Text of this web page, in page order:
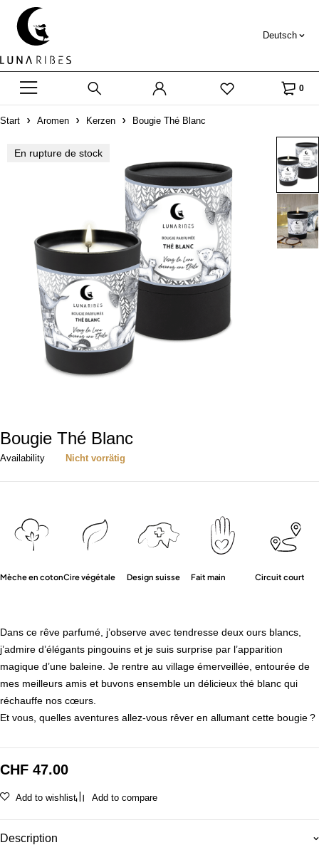
Deutsch
0
Start Aromen Kerzen Bougie Thé Blanc
En rupture de stock
Bougie Thé Blanc
Availability Nicht vorrätig
Mèche en cotonCire végétale Design suisse Fait main Circuit court
Dans ce rêve parfumé, j’observe avec tendresse deux ours blancs,
j’admire d’élégants pingouins et je suis surprise par l’apparition
magique d’une baleine. Je rentre au village émerveillée, entourée de
mes meilleurs amis et buvons ensemble un délicieux thé blanc qui
réchauffe nos cœurs.
Et vous, quelles aventures allez-vous rêver en allumant cette bougie ?
CHF 47.00
Add to wishlist Add to compare
Description